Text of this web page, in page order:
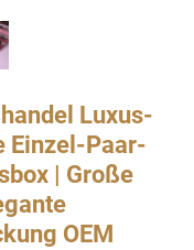
Luxus-
Einzel-Paar-
| Große
OEM